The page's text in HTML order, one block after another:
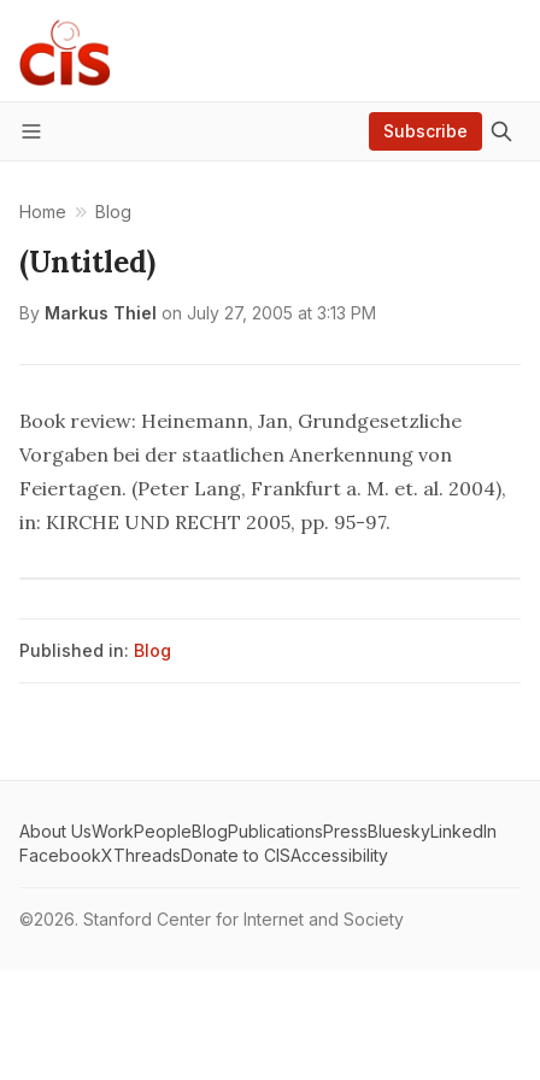
Menu
Subscribe
Home Blog
(Untitled)
By Markus Thiel on July 27, 2005 at 3:13 PM
Book review: Heinemann, Jan, Grundgesetzliche
Vorgaben bei der staatlichen Anerkennung von
Feiertagen. (Peter Lang, Frankfurt a. M. et. al. 2004),
in: KIRCHE UND RECHT 2005, pp. 95-97.
Published in: Blog
About UsWorkPeopleBlogPublicationsPressBlueskyLinkedIn
FacebookXThreadsDonate to CISAccessibility
©2026. Stanford Center for Internet and Society